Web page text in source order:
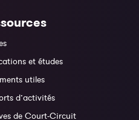
et études
utiles
d’activités
de Court-Circuit